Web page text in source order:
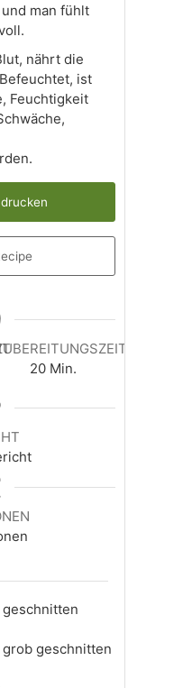
man fühlt
nährt die
ist
Feuchtigkeit
20Minuten
Min.
grob geschnitten